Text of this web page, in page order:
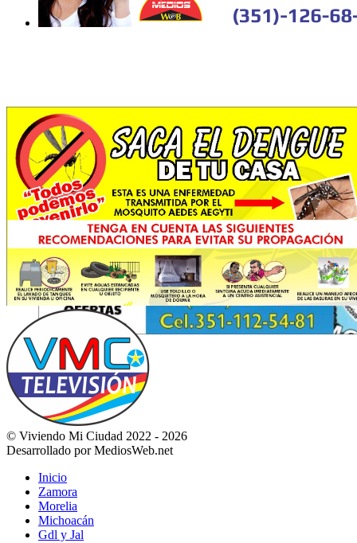
© Viviendo Mi Ciudad 2022 - 2026
Desarrollado por MediosWeb.net
Inicio
Zamora
Morelia
Michoacán
Gdl y Jal